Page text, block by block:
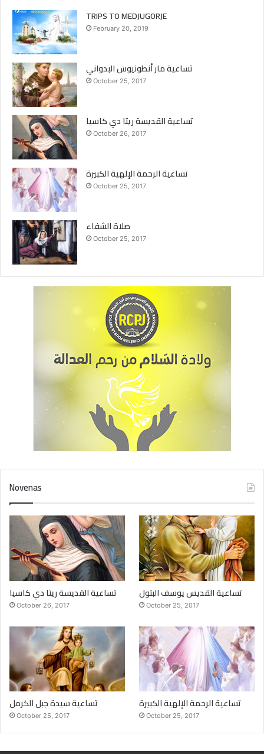
TRIPS TO MEDJUGORJE
February 20, 2019
تساعية مار أنطونيوس البدواني
October 25, 2017
تساعية القديسة ريتا دي كاسيا
October 26, 2017
تساعية الرحمة الإلهية الكبيرة
October 25, 2017
صلاة الشفاء
October 25, 2017
Novenas
تساعية القديسة ريتا دي كاسيا
October 26, 2017
تساعية القديس يوسف البتول
October 25, 2017
تساعية سيدة جبل الكرمل
October 25, 2017
تساعية الرحمة الإلهية الكبيرة
October 25, 2017